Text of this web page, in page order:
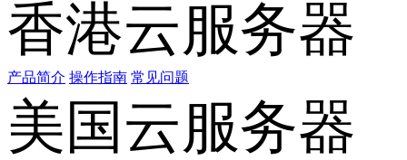
香港云服务器
产品简介 操作指南 常见问题
美国云服务器